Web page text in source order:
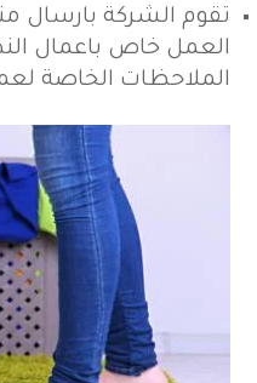
تقوم الشركة بارسال
العمل خاص باعمال
الملاحظات الخاصة